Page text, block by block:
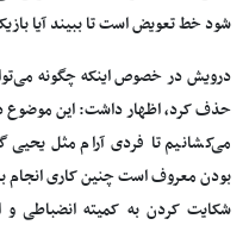
شود خط تعویض است تا ببیند آیا
درویش در خصوص اینکه چگونه
حذف کرد، اظهار داشت: این موضوع دو
می‌کشانیم تا فردی آرام مثل
بودن معروف است چنین کاری انجام
شکایت کردن به کمیته انضباطی